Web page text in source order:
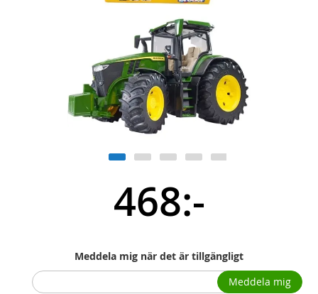
468:-
Meddela mig när det är tillgängligt
Meddela mig